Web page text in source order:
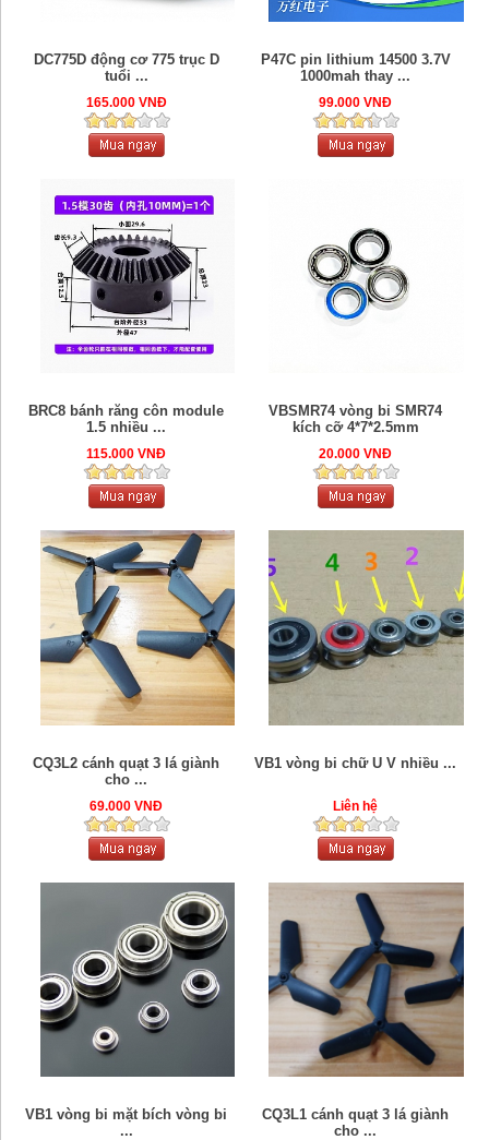
DC775D động cơ 775 trục D
tuổi ...
165.000 VNĐ
P47C pin lithium 14500 3.7V
1000mah thay ...
99.000 VNĐ
BRC8 bánh răng côn module
1.5 nhiều ...
115.000 VNĐ
VBSMR74 vòng bi SMR74
kích cỡ 4*7*2.5mm
20.000 VNĐ
CQ3L2 cánh quạt 3 lá giành
cho ...
69.000 VNĐ
VB1 vòng bi chữ U V nhiều ...
Liên hệ
VB1 vòng bi mặt bích vòng bi
...
CQ3L1 cánh quạt 3 lá giành
cho ...